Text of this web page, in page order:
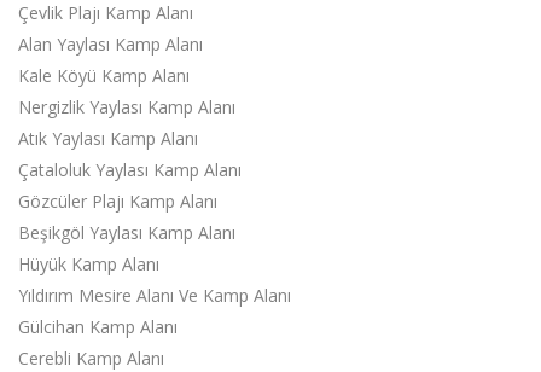
Çevlik Plajı Kamp Alanı
Alan Yaylası Kamp Alanı
Kale Köyü Kamp Alanı
Nergizlik Yaylası Kamp Alanı
Atık Yaylası Kamp Alanı
Çataloluk Yaylası Kamp Alanı
Gözcüler Plajı Kamp Alanı
Beşikgöl Yaylası Kamp Alanı
Hüyük Kamp Alanı
Yıldırım Mesire Alanı Ve Kamp Alanı
Gülcihan Kamp Alanı
Cerebli Kamp Alanı